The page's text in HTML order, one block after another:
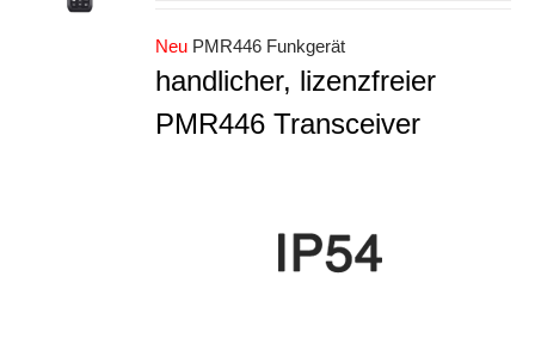
Neu PMR446 Funkgerät
handlicher, lizenzfreier
PMR446 Transceiver